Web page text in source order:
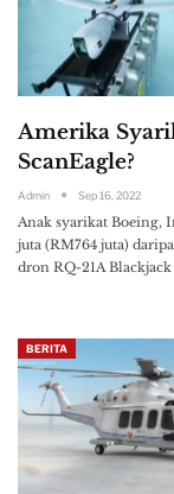
Amerika
ScanEagle?
Admin Sep 16, 2022
Anak syarikat Boeing,
juta (RM764 juta)
dron RQ-21A
BERITA